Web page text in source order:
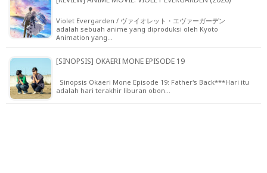
Violet Evergarden / ヴァイオレット・エヴァーガーデン
adalah sebuah anime yang diproduksi oleh Kyoto
Animation yang…
[SINOPSIS] OKAERI MONE EPISODE 19
Sinopsis Okaeri Mone Episode 19: Father's Back***Hari itu
adalah hari terakhir liburan obon…